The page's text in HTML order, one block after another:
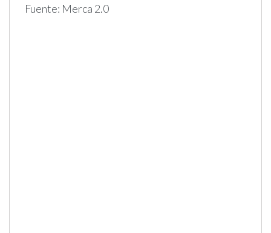
Fuente: Merca 2.0